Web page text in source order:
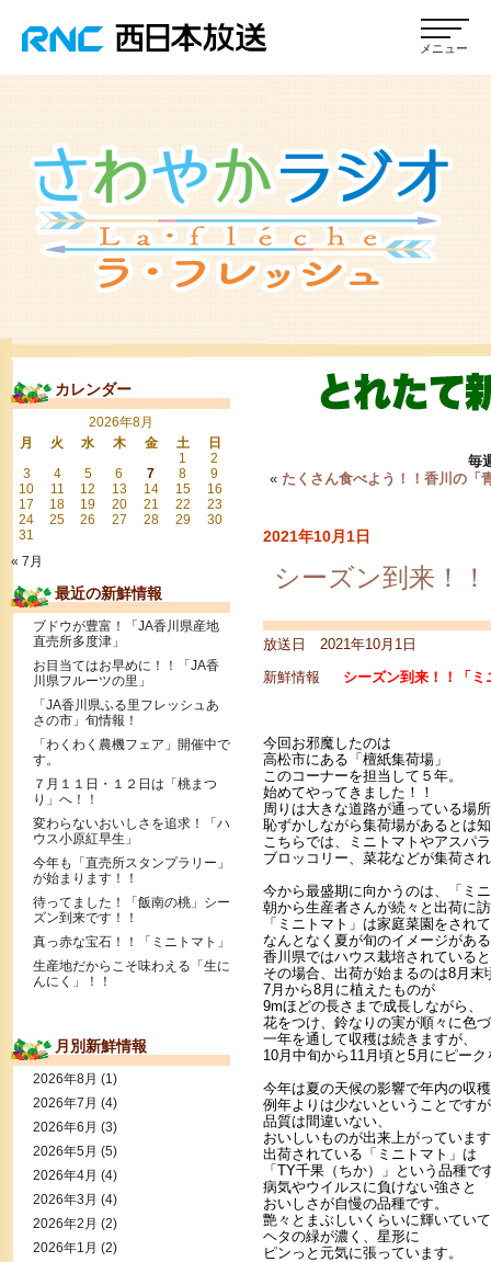
毎
« たくさん食べよう！！香川の「
2021年10月1日
シーズン到来！
放送日 2021年10月1日
新鮮情報
シーズン到来！！「ミ
今回お邪魔したのは
高松市にある「檀紙集荷場」
このコーナーを担当して５年。
始めてやってきました！！
周りは大きな道路が通っている場
恥ずかしながら集荷場があるとは
こちらでは、ミニトマトやアスパ
ブロッコリー、菜花などが集荷さ
今から最盛期に向かうのは、「ミ
朝から生産者さんが続々と出荷に
「ミニトマト」は家庭菜園をされ
なんとなく夏が旬のイメージがあ
香川県ではハウス栽培されている
その場合、出荷が始まるのは8月末
7月から8月に植えたものが
9mほどの長さまで成長しながら、
花をつけ、鈴なりの実が順々に色
一年を通して収穫は続きますが、
10月中旬から11月頃と5月にピー
今年は夏の天候の影響で年内の収
例年よりは少ないということです
品質は間違いない、
おいしいものが出来上がっていま
出荷されている「ミニトマト」は
「TY千果（ちか）」という品種で
病気やウイルスに負けない強さと
おいしさが自慢の品種です。
艶々とまぶしいくらいに輝いてい
ヘタの緑が濃く、星形に
ピンっと元気に張っています。
カレンダー
2026年8月
月
火 水 木 金 土
日
1
2
3
4 5 6 7 8
9
10
11 12 13 14 15
16
17
18 19 20 21 22
23
24
25 26 27 28 29
30
31
« 7月
最近の新鮮情報
ブドウが豊富！「JA香川県産地
直売所多度津」
お目当てはお早めに！！「JA香
川県フルーツの里」
「JA香川県ふる里フレッシュあ
さの市」旬情報！
「わくわく農機フェア」開催中で
す。
７月１１日・１２日は「桃まつ
り」へ！！
変わらないおいしさを追求！「ハ
ウス小原紅早生」
今年も「直売所スタンプラリー」
が始まります！！
待ってました！「飯南の桃」シー
ズン到来です！！
真っ赤な宝石！！「ミニトマト」
生産地だからこそ味わえる「生に
んにく」！！
月別新鮮情報
2026年8月 (1)
2026年7月 (4)
2026年6月 (3)
2026年5月 (5)
2026年4月 (4)
2026年3月 (4)
2026年2月 (2)
2026年1月 (2)